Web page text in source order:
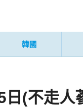
韓國
⽇(不走